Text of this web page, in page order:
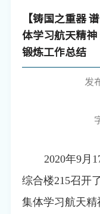
【铸国之重器
体学习航天精
锻炼工作总结
发
2020年9月
综合楼215召开
集体学习航天